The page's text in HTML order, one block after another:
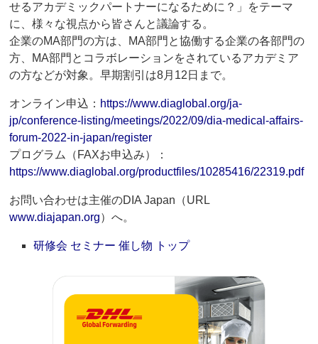
せるアカデミックパートナーになるために？」をテーマ
に、様々な視点から皆さんと議論する。
企業のMA部門の方は、MA部門と協働する企業の各部門の
方、MA部門とコラボレーションをされているアカデミア
の方などが対象。早期割引は8月12日まで。
オンライン申込： https://www.diaglobal.org/ja-
jp/conference-listing/meetings/2022/09/dia-medical-affairs-
forum-2022-in-japan/register
プログラム（FAXお申込み）：
https://www.diaglobal.org/productfiles/10285416/22319.pdf
お問い合わせは主催のDIA Japan（URL
www.diajapan.org）へ。
研修会 セミナー 催し物 トップ